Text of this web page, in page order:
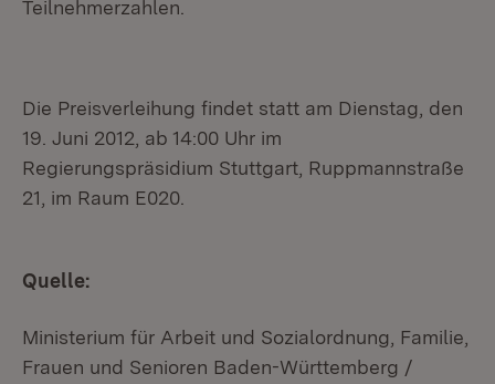
Teilnehmerzahlen.
Die Preisverleihung findet statt am Dienstag, den
19. Juni 2012, ab 14:00 Uhr im
Regierungspräsidium Stuttgart, Ruppmannstraße
21, im Raum E020.
Quelle:
Ministerium für Arbeit und Sozialordnung, Familie,
Frauen und Senioren Baden-Württemberg /